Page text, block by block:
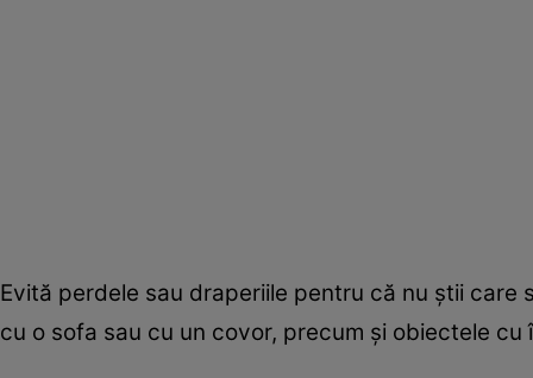
Evită perdele sau draperiile pentru că nu știi
cu o sofa sau cu un covor, precum și obiectele cu